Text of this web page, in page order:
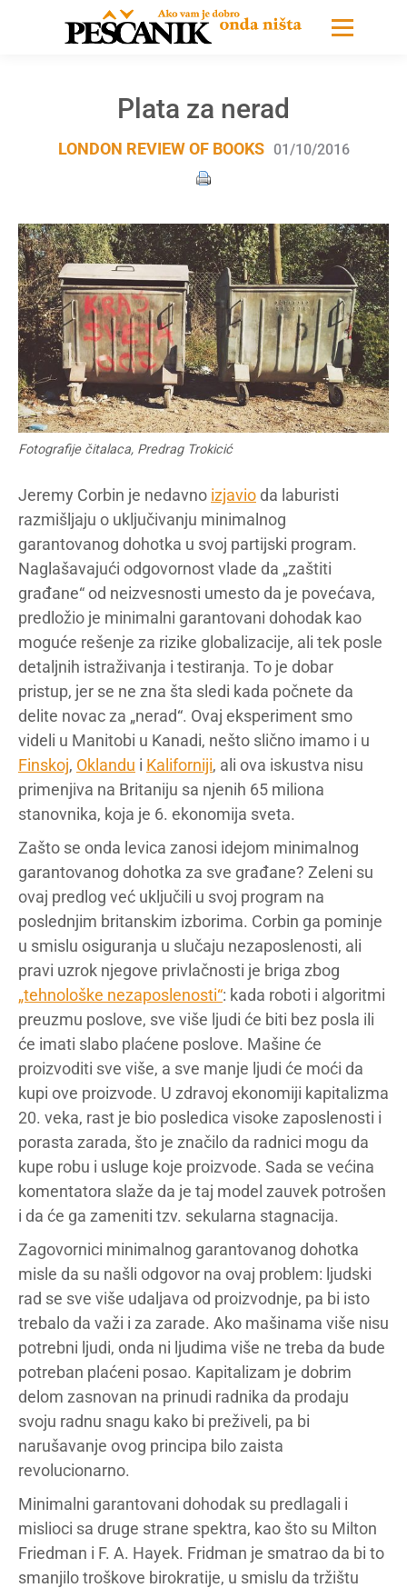
Plata za nerad
LONDON REVIEW OF BOOKS 01/10/2016
Fotografije čitalaca, Predrag Trokicić
Jeremy Corbin je nedavno izjavio da laburisti
razmišljaju o uključivanju minimalnog
garantovanog dohotka u svoj partijski program.
Naglašavajući odgovornost vlade da „zaštiti
građane“ od neizvesnosti umesto da je povećava,
predložio je minimalni garantovani dohodak kao
moguće rešenje za rizike globalizacije, ali tek posle
detaljnih istraživanja i testiranja. To je dobar
pristup, jer se ne zna šta sledi kada počnete da
delite novac za „nerad“. Ovaj eksperiment smo
videli u Manitobi u Kanadi, nešto slično imamo i u
Finskoj, Oklandu i Kaliforniji, ali ova iskustva nisu
primenjiva na Britaniju sa njenih 65 miliona
stanovnika, koja je 6. ekonomija sveta.
Zašto se onda levica zanosi idejom minimalnog
garantovanog dohotka za sve građane? Zeleni su
ovaj predlog već uključili u svoj program na
poslednjim britanskim izborima. Corbin ga pominje
u smislu osiguranja u slučaju nezaposlenosti, ali
pravi uzrok njegove privlačnosti je briga zbog
„tehnološke nezaposlenosti“: kada roboti i algoritmi
preuzmu poslove, sve više ljudi će biti bez posla ili
će imati slabo plaćene poslove. Mašine će
proizvoditi sve više, a sve manje ljudi će moći da
kupi ove proizvode. U zdravoj ekonomiji kapitalizma
20. veka, rast je bio posledica visoke zaposlenosti i
porasta zarada, što je značilo da radnici mogu da
kupe robu i usluge koje proizvode. Sada se većina
komentatora slaže da je taj model zauvek potrošen
i da će ga zameniti tzv. sekularna stagnacija.
Zagovornici minimalnog garantovanog dohotka
misle da su našli odgovor na ovaj problem: ljudski
rad se sve više udaljava od proizvodnje, pa bi isto
trebalo da važi i za zarade. Ako mašinama više nisu
potrebni ljudi, onda ni ljudima više ne treba da bude
potreban plaćeni posao. Kapitalizam je dobrim
delom zasnovan na prinudi radnika da prodaju
svoju radnu snagu kako bi preživeli, pa bi
narušavanje ovog principa bilo zaista
revolucionarno.
Minimalni garantovani dohodak su predlagali i
mislioci sa druge strane spektra, kao što su Milton
Friedman i F. A. Hayek. Fridman je smatrao da bi to
smanjilo troškove birokratije, u smislu da tržištu